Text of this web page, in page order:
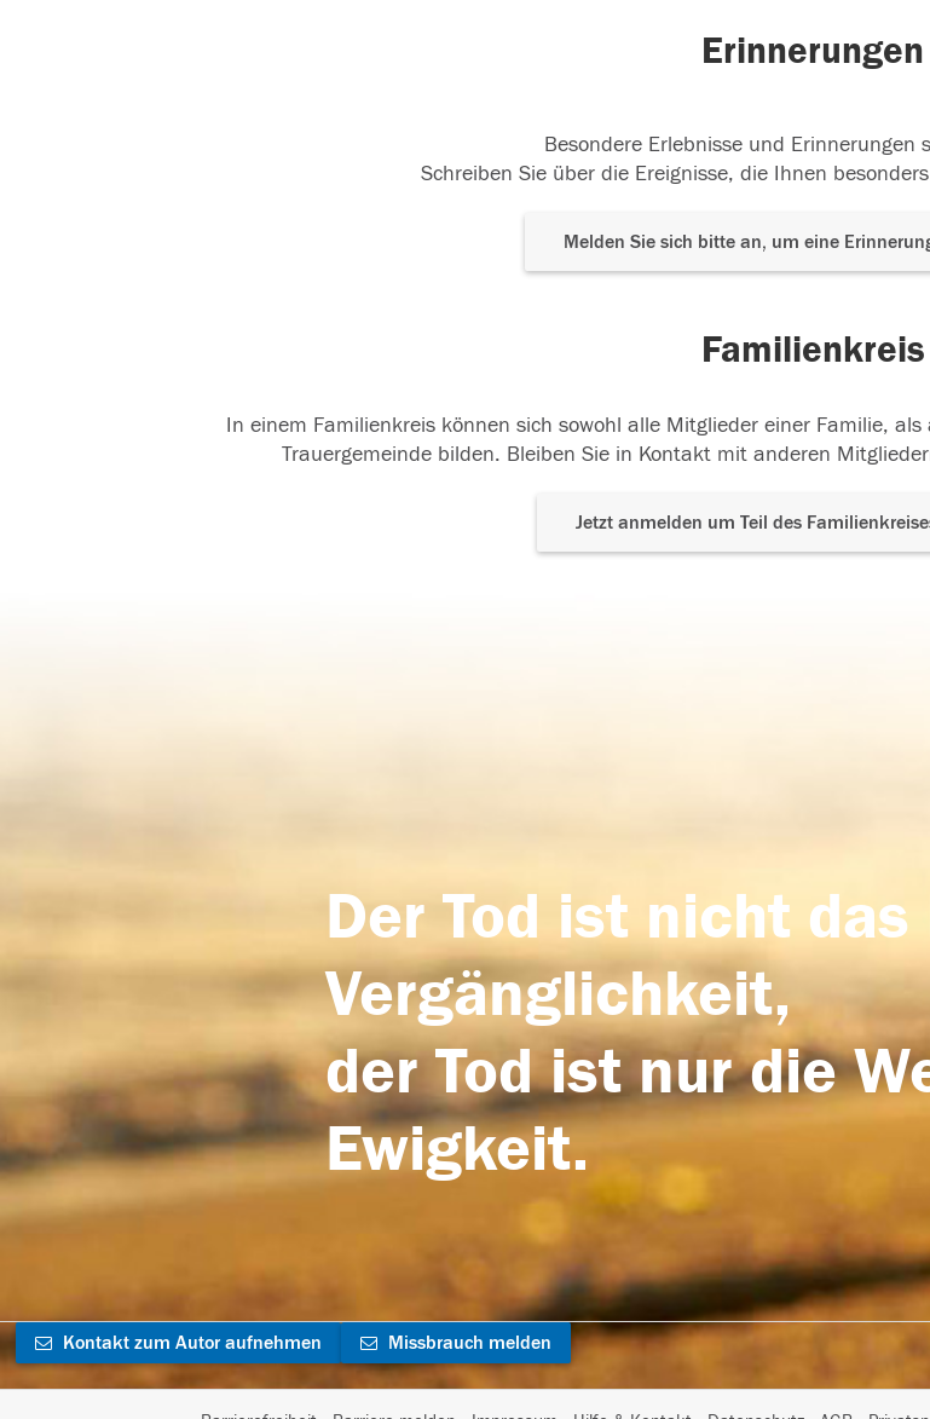
Erinnerungen
Besondere Erlebnisse und Erinnerungen
Schreiben Sie über die Ereignisse, die Ihnen
Melden Sie sich bitte an, um eine
Familienkreis
In einem Familienkreis können sich sowohl alle Mitglieder einer Familie,
Trauergemeinde bilden. Bleiben Sie in Kontakt mit anderen
Jetzt anmelden um Teil des
Der Tod ist nicht
Vergänglichkeit,
der Tod ist nur die
Ewigkeit.
Kontakt zum Autor aufnehmen Missbrauch melden